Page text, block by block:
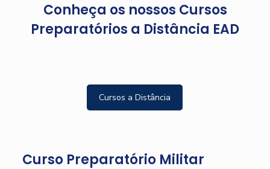
Conheça os nossos Cursos
Preparatórios a Distância EAD
Cursos a Distância
Curso Preparatório Militar